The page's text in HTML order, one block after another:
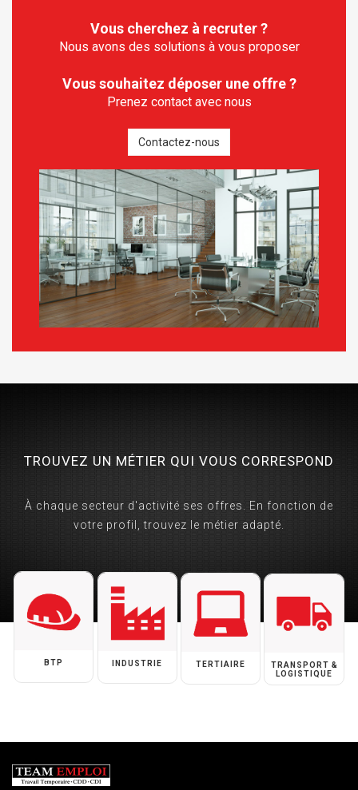
Vous cherchez à recruter ?
Nous avons des solutions à vous proposer
Vous souhaitez déposer une offre ?
Prenez contact avec nous
Contactez-nous
TROUVEZ UN MÉTIER QUI VOUS CORRESPOND
À chaque secteur d'activité ses offres. En fonction de
votre profil, trouvez le métier adapté.
BTP INDUSTRIE TERTIAIRE
TRANSPORT &
LOGISTIQUE